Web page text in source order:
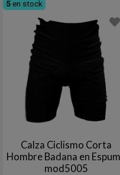
5 en stock
Calza Ciclismo Corta
Hombre Badana en
mod5005